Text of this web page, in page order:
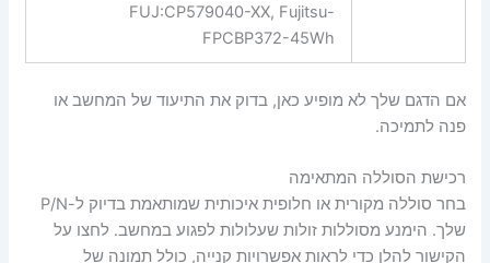
FUJ:CP579040-XX, Fujitsu-
FPCBP372-45Wh
אם הדגם שלך לא מופיע כאן, בדוק את התיעוד של המחשב או
פנה לתמיכה.
רכישת הסוללה המתאימה
בחר סוללה מקורית או חלופית איכותית שמותאמת בדיוק ל-P/N
שלך. הימנע מסוללות זולות שעלולות לפגוע במחשב. לחצו על
הקישור להלן כדי לראות אפשרויות קנייה, כולל תמונה של